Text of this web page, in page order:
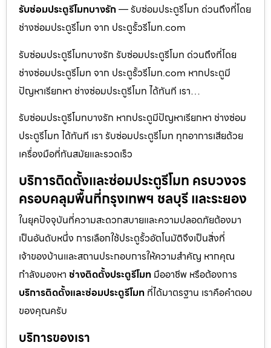
รับซ่อมประตูรีโมทบางรัก— รับซ่อมประตูรีโมท ด่วนถึงที่โดย
ช่างซ่อมประตูรีโมท จาก ประตูรั้วรีโมท.com
รับซ่อมประตูรีโมทบางรัก รับซ่อมประตูรีโมท ด่วนถึงที่โดย
ช่างซ่อมประตูรีโมท จาก ประตูรั้วรีโมท.com หากประตูมี
ปัญหาเรียกหา ช่างซ่อมประตูรีโมท ได้ทันที เรา…
รับซ่อมประตูรีโมทบางรัก หากประตูมีปัญหาเรียกหา ช่างซ่อม
ประตูรีโมท ได้ทันที เรา รับซ่อมประตูรีโมท ทุกอาการเสียด้วย
เครื่องมือที่ทันสมัยและรวดเร็ว
บริการติดตั้งและซ่อมประตูรีโมท ครบวงจร
ครอบคลุมพื้นที่กรุงเทพฯ ชลบุรี และระยอง
ในยุคปัจจุบันที่ความสะดวกสบายและความปลอดภัยต้องมา
เป็นอันดับหนึ่ง การเลือกใช้ประตูรั้วอัตโนมัติจึงเป็นสิ่งที่
เจ้าของบ้านและสถานประกอบการให้ความสำคัญ หากคุณ
กำลังมองหา ช่างติดตั้งประตูรีโมท มืออาชีพ หรือต้องการ
บริการติดตั้งและซ่อมประตูรีโมท ที่ได้มาตรฐาน เราคือคำตอบ
ของคุณครับ
บริการของเรา